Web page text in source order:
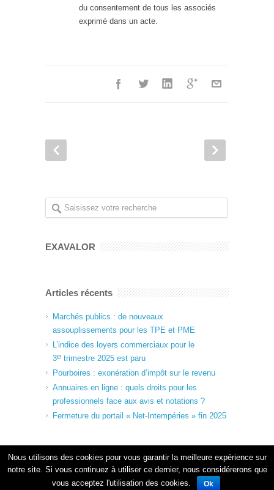
du consentement de tous les associés
exprimé dans un acte.
EXAVALOR
Articles récents
Marchés publics : de nouveaux
assouplissements pour les TPE et PME
L’indice des loyers commerciaux pour le
3e trimestre 2025 est paru
Pourboires : exonération d’impôt sur le revenu
Annuaires en ligne : quels droits pour les
professionnels face aux avis et notations ?
Fermeture du portail « Net-Intempéries » fin 2025
Copyright 2024 EXAVALOR - Tous droits réservés
Nous utilisons des cookies pour vous garantir la meilleure expérience sur
notre site. Si vous continuez à utiliser ce dernier, nous considérerons que
vous acceptez l'utilisation des cookies.
Ok